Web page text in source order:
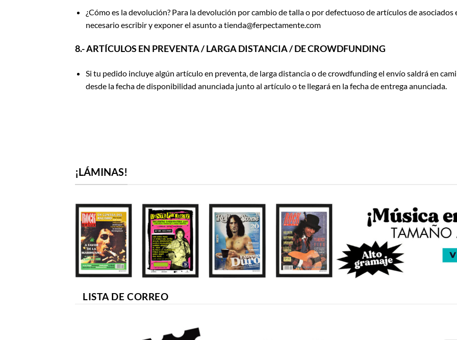
¿Cómo es la devolución? Para la devolución por cambio de talla o por defectuoso de artículos de asociados
necesario escribir y exponer el asunto a tienda@ferpectamente.com
8.- ARTÍCULOS EN PREVENTA / LARGA DISTANCIA / DE CROWDFUNDING
Si tu pedido incluye algún artículo en preventa, de larga distancia o de crowdfunding el envío saldrá en
desde la fecha de disponibilidad anunciada junto al artículo o te llegará en la fecha de entrega anunciada.
¡LÁMINAS!
LISTA DE CORREO